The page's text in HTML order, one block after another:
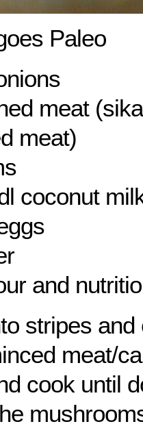
Paleo
meat
meat)
coconut
and
stripes
meat/
cook until